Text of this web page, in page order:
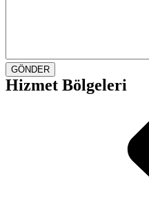
GÖNDER
Hizmet Bölgeleri